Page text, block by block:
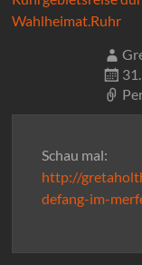
Wahlheimat.Ruhr
Schau mal:
http://
defang-im-